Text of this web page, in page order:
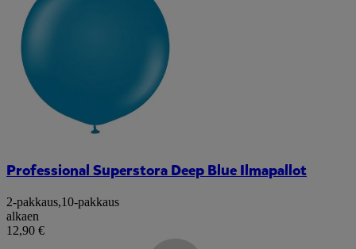
Professional Superstora Deep Blue Ilmapallot
2-pakkaus,10-pakkaus
alkaen
12,90 €